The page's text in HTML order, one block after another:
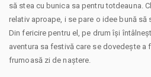
să stea cu bunica sa pentru totdeauna.
relativ aproape, i se pare o idee bună să
Din fericire pentru el, pe drum își
aventura sa festivă care se dovedește a
frumoasă zi de naștere.